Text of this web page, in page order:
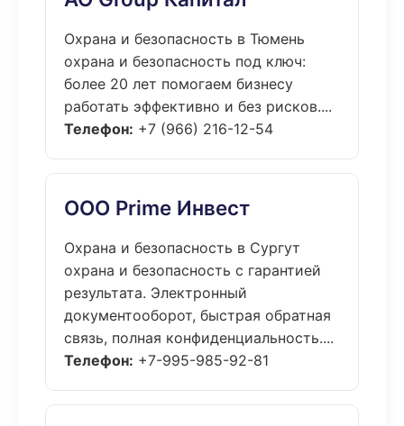
Охрана и безопасность в Тюмень
охрана и безопасность под ключ:
более 20 лет помогаем бизнесу
работать эффективно и без рисков....
Телефон: +7 (966) 216-12-54
ООО Prime Инвест
Охрана и безопасность в Сургут
охрана и безопасность с гарантией
результата. Электронный
документооборот, быстрая обратная
связь, полная конфиденциальность....
Телефон: +7-995-985-92-81